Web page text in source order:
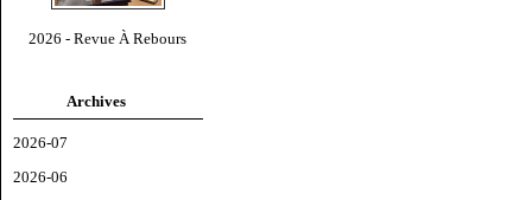
2026 - Revue À Rebours
Archives
2026-07
2026-06